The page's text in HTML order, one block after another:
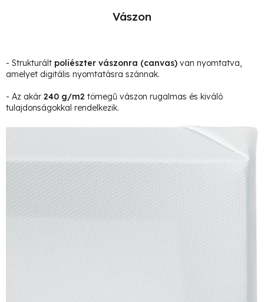
Vászon
- Strukturált poliészter vászonra (canvas) van nyomtatva,
amelyet digitális nyomtatásra szánnak.
- Az akár 240 g/m2 tömegű vászon rugalmas és kiváló
tulajdonságokkal rendelkezik.